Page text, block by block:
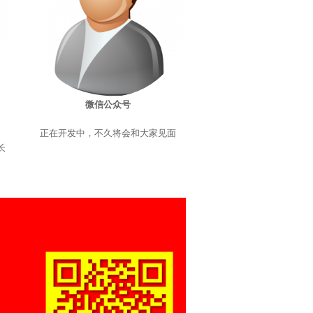
微信公众号
正在开发中，不久将会和大家见面